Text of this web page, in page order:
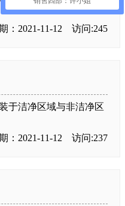
：2021-11-12 访问:245
于洁净区域与非洁净区
：2021-11-12 访问:237